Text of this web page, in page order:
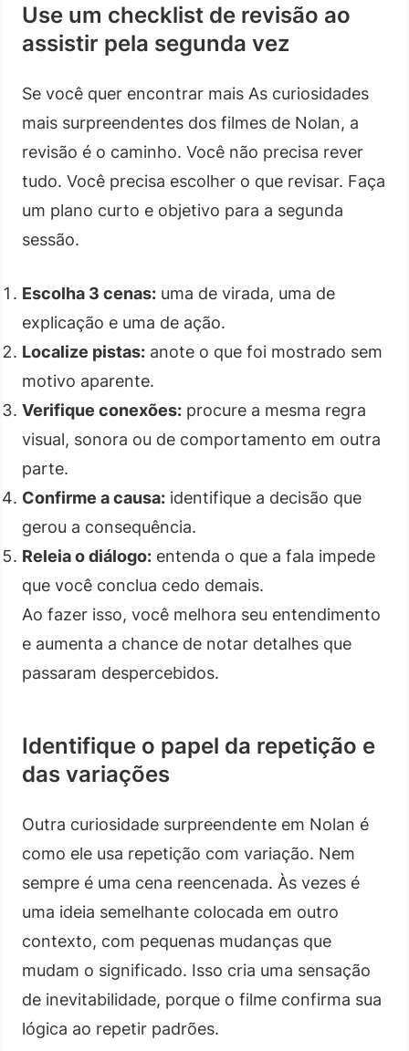
Use um checklist de revisão ao
assistir pela segunda vez
Se você quer encontrar mais As curiosidades
mais surpreendentes dos filmes de Nolan, a
revisão é o caminho. Você não precisa rever
tudo. Você precisa escolher o que revisar. Faça
um plano curto e objetivo para a segunda
sessão.
Escolha 3 cenas: uma de virada, uma de
explicação e uma de ação.
Localize pistas: anote o que foi mostrado sem
motivo aparente.
Verifique conexões: procure a mesma regra
visual, sonora ou de comportamento em outra
parte.
Confirme a causa: identifique a decisão que
gerou a consequência.
Releia o diálogo: entenda o que a fala impede
que você conclua cedo demais.
Ao fazer isso, você melhora seu entendimento
e aumenta a chance de notar detalhes que
passaram despercebidos.
Identifique o papel da repetição e
das variações
Outra curiosidade surpreendente em Nolan é
como ele usa repetição com variação. Nem
sempre é uma cena reencenada. Às vezes é
uma ideia semelhante colocada em outro
contexto, com pequenas mudanças que
mudam o significado. Isso cria uma sensação
de inevitabilidade, porque o filme confirma sua
lógica ao repetir padrões.